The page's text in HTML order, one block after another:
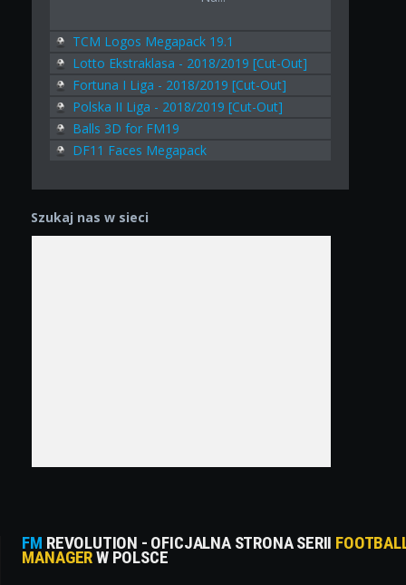
TCM Logos Megapack 19.1
Lotto Ekstraklasa - 2018/2019 [Cut-Out]
Fortuna I Liga - 2018/2019 [Cut-Out]
Polska II Liga - 2018/2019 [Cut-Out]
Balls 3D for FM19
DF11 Faces Megapack
Szukaj nas w sieci
FM REVOLUTION - OFICJALNA STRONA SERII
MANAGERW POLSCE